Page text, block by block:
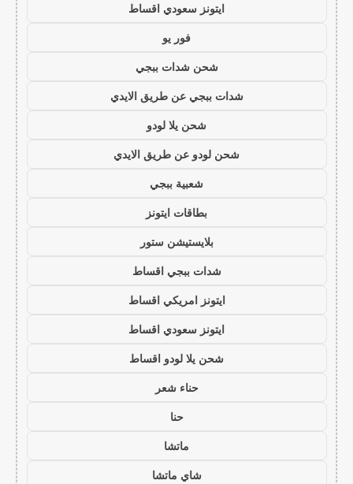
ايتونز سعودي اقساط
فور يو
شحن شدات ببجي
شدات ببجي عن طريق الايدي
شحن يلا لودو
شحن لودو عن طريق الايدي
شعبية ببجي
بطاقات ايتونز
بلايستيشن ستور
شدات ببجي اقساط
ايتونز امريكي اقساط
ايتونز سعودي اقساط
شحن يلا لودو اقساط
حناء شعر
حنا
ماتشا
شاي ماتشا